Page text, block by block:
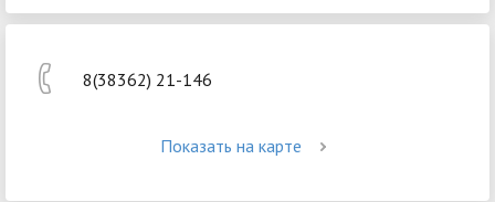
8(38362) 21-146
Показать на карте